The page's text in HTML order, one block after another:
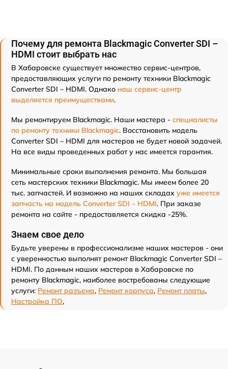
Почему для ремонта Blackmagic Converter SDI –
HDMI стоит выбрать нас
В Хабаровске существует множество сервис-центров,
предоставляющих услуги по ремонту техники Blackmagic
Converter SDI – HDMI. Однако наш сервис-центр
выделяется преимуществами.
Мы ремонтируем Blackmagic. Наши мастера - специалисты
по ремонту техники Blackmagic. Восстановить модель
Converter SDI – HDMI для мастеров не будет новой задачей.
На все виды проведенных работ у нас имеется гарантия.
Минимальные сроки выполнения ремонта. Мы большая
сеть мастерских техники Blackmagic. Мы имеем более 20
тыс. запчастей. И возможно на наших складах уже имеется
запчасть на модель Converter SDI – HDMI. При заказе
ремонта на сайте - предоставляется скидка -25%.
Знаем свое дело
Будьте уверены в профессионализме наших мастеров - они
с уверенностью выполнят ремонт Blackmagic Converter SDI –
HDMI. По данным наших мастеров в Хабаровске по
ремонту Blackmagic, наиболее востребованы следующие
услуги: Ремонт разъема, Ремонт корпуса, Ремонт платы,
Настройка ПО,